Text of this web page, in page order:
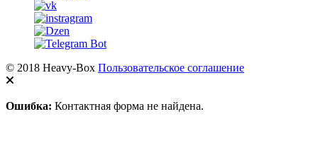
© 2018 Heavy-Box Пользовательское соглашение
Ошибка: Контактная форма не найдена.